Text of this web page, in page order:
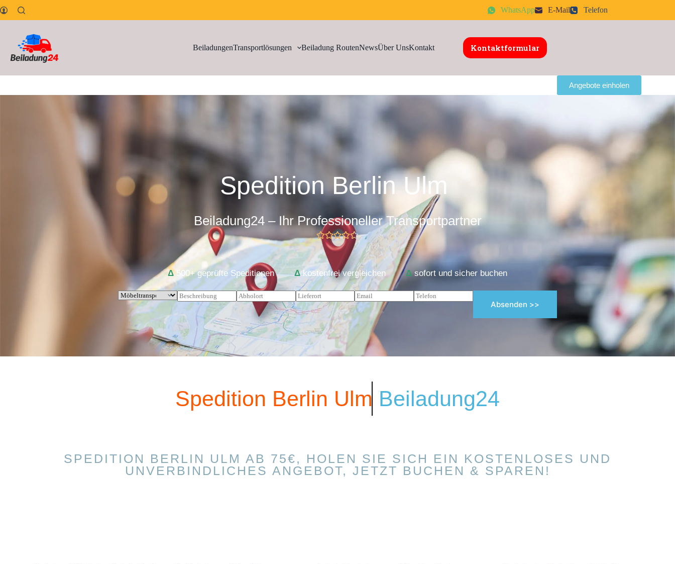
WhatsApp E-Mail Telefon
BeiladungenTransportlösungen Beiladung RoutenNewsÜber UnsKontakt Kontaktformular
Angebote einholen
Spedition Berlin Ulm
Beiladung24 – Ihr Professioneller Transportpartner
Δ500+ geprüfte Speditionen Δkostenfrei vergleichenΔsofort und sicher buchen
Absenden >>
Spedition Berlin Ulm Beiladung24
SPEDITION BERLIN ULM AB 75€, HOLEN SIE SICH EIN KOSTENLOSES UND
UNVERBINDLICHES ANGEBOT, JETZT BUCHEN & SPAREN!